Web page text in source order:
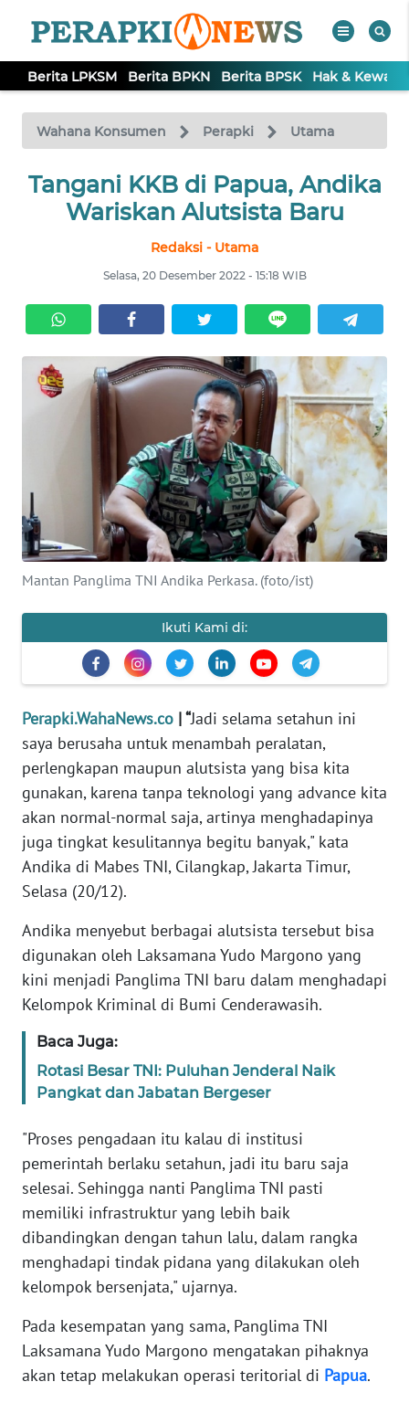
Berita LPKSM Berita BPKN Berita BPSK Hak &
Wahana Konsumen Perapki Utama
Tangani KKB di Papua, Andika
Wariskan Alutsista Baru
Redaksi - Utama
Selasa, 20 Desember 2022 - 15:18 WIB
Mantan Panglima TNI Andika Perkasa. (foto/ist)
Ikuti Kami di:
Perapki.WahaNews.co | “Jadi selama setahun ini
saya berusaha untuk menambah peralatan,
perlengkapan maupun alutsista yang bisa kita
gunakan, karena tanpa teknologi yang advance kita
akan normal-normal saja, artinya menghadapinya
juga tingkat kesulitannya begitu banyak," kata
Andika di Mabes TNI, Cilangkap, Jakarta Timur,
Selasa (20/12).
Andika menyebut berbagai alutsista tersebut bisa
digunakan oleh Laksamana Yudo Margono yang
kini menjadi Panglima TNI baru dalam menghadapi
Kelompok Kriminal di Bumi Cenderawasih.
Baca Juga:
Rotasi Besar TNI: Puluhan Jenderal Naik
Pangkat dan Jabatan Bergeser
"Proses pengadaan itu kalau di institusi
pemerintah berlaku setahun, jadi itu baru saja
selesai. Sehingga nanti Panglima TNI pasti
memiliki infrastruktur yang lebih baik
dibandingkan dengan tahun lalu, dalam rangka
menghadapi tindak pidana yang dilakukan oleh
kelompok bersenjata," ujarnya.
Pada kesempatan yang sama, Panglima TNI
Laksamana Yudo Margono mengatakan pihaknya
akan tetap melakukan operasi teritorial di Papua.
TV
Tutup
BERITA
LPKSM
BERITA
HAK &
KEWAJIBAN
WAHANA
ADVOKAT
OPINI
KONSUMEN
NET
FORWAMKI
PERAPKI
WALINKI
Informasi
INDEKS
BERITA
KONTAK
KAMI
IKLAN
TENTANG
PEDOMAN
MEDIA
SIBER
REDAKSI
KARIR
DISCLAIMER
Wahana